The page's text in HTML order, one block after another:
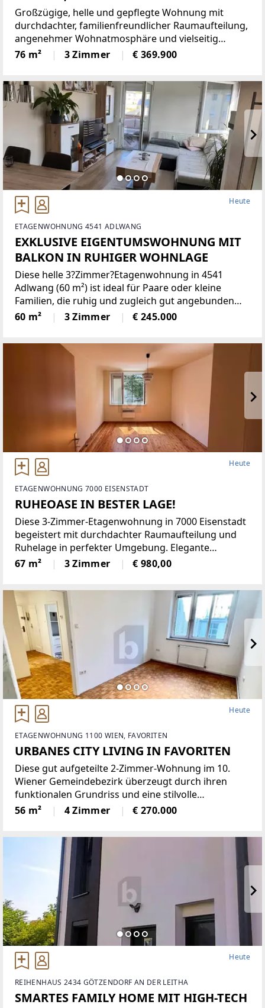
HOCHWERTIGER
TISCHLERAUSSTATTUNG
Großzügige, helle und gepflegte Wohnung mit
durchdachter, familienfreundlicher Raumaufteilung,
angenehmer Wohnatmosphäre und vielseitig
nutzbaren Räumen. Der weitläufige Wohnbereich
überzeugt mit hochwertiger, maßgefertigter
76 m² 3 Zimmer € 369.900
Heute
ETAGENWOHNUNG 4541 ADLWANG
EXKLUSIVE EIGENTUMSWOHNUNG MIT
BALKON IN RUHIGER WOHNLAGE
Diese helle 3?Zimmer?Etagenwohnung in 4541
Adlwang (60 m²) ist ideal für Paare oder kleine
Familien, die ruhig und zugleich gut angebunden
wohnen möchten. Lichtdurchflutete Räume
schaffen ein angenehmes Zuhause, der eigene
60 m² 3 Zimmer € 245.000
Heute
ETAGENWOHNUNG 7000 EISENSTADT
RUHEOASE IN BESTER LAGE!
Diese 3-Zimmer-Etagenwohnung in 7000 Eisenstadt
begeistert mit durchdachter Raumaufteilung und
Ruhelage in perfekter Umgebung. Elegante
Massivholzdielen schaffen ein warmes Wohngefühl,
neuwertige Elektrogeräte erleichtern den Alltag.
67 m² 3 Zimmer € 980,00
Heute
ETAGENWOHNUNG 1100 WIEN, FAVORITEN
URBANES CITY LIVING IN FAVORITEN
Diese gut aufgeteilte 2-Zimmer-Wohnung im 10.
Wiener Gemeindebezirk überzeugt durch ihren
funktionalen Grundriss und eine stilvolle
Modernisierung. Hochwertige Materialien verleihen
den Wohnräumen eine ansprechende und zeitlose
56 m² 4 Zimmer € 270.000
Heute
REIHENHAUS 2434 GÖTZENDORF AN DER LEITHA
SMARTES FAMILY HOME MIT HIGH-TECH